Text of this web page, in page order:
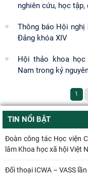
nghiên cứu, học
Thông báo Hội nghị
Đảng khóa XIV
Hội thảo khoa học
Nam trong kỷ
1
TIN NỔI BẬT
Đoàn công tác Học viện
lâm Khoa học xã hội Việt
Đối thoại ICWA – VASS